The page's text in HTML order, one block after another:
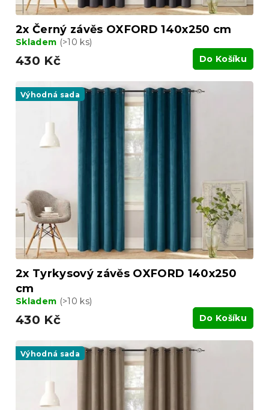
2x Černý závěs OXFORD 140x250 cm
Skladem (>10 ks)
430 Kč Do Košíku
Výhodná sada
2x Tyrkysový závěs OXFORD 140x250
cm
Skladem (>10 ks)
430 Kč Do Košíku
Výhodná sada